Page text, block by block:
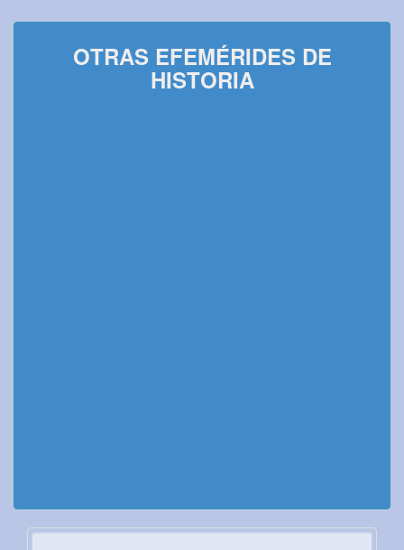
OTRAS EFEMÉRIDES DE
HISTORIA